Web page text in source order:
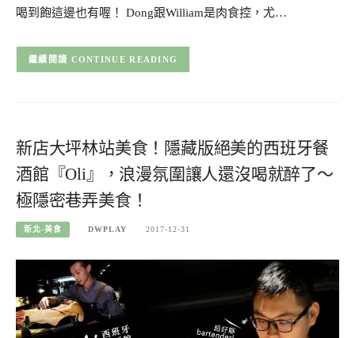
喝到飽這邊也有喔！ Dong跟William是肉食控，尤…
CONTINUE READING
新店大坪林站美食！隱藏版絕美的西班牙餐
酒館『Oli』，浪漫氛圍讓人還沒喝就醉了～
極隱密巷弄美食！
新北-美食 DWPLAY 2017-12-31